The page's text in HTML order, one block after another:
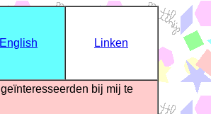
English Linken
bij mij te